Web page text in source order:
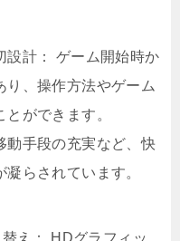
設計： ゲーム開始時か
り、操作方法やゲーム
ができます。
動手段の充実など、快
らされています。
え： HDグラフィッ